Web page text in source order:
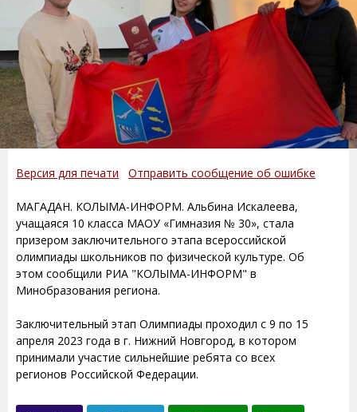
Версия для печати Отправить сообщение об ошибке
МАГАДАН. КОЛЫМА-ИНФОРМ. Альбина Искалеева,
учащаяся 10 класса МАОУ «Гимназия № 30», стала
призером заключительного этапа всероссийской
олимпиады школьников по физической культуре. Об
этом сообщили РИА "КОЛЫМА-ИНФОРМ" в
Минобразования региона.
Заключительный этап Олимпиады проходил с 9 по 15
апреля 2023 года в г. Нижний Новгород, в котором
принимали участие сильнейшие ребята со всех
регионов Российской Федерации.